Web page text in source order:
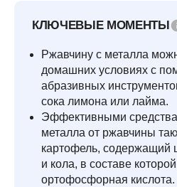
КЛЮЧЕВЫЕ МОМЕНТЫ
Ржавчину с металла
домашних условиях с
абразивных
сока лимона или лайма.
Эффективными
металла от ржавчины
картофель, содержащий
и кола, в составе
ортофосфорная кислота.